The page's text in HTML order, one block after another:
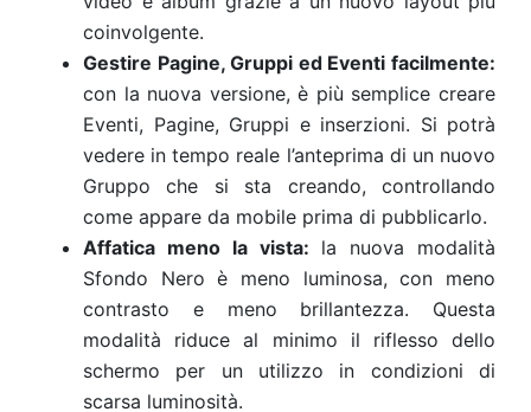
coinvolgente.
Gestire Pagine, Gruppi ed Eventi facilmente:
con la nuova versione, è più semplice creare
Eventi, Pagine, Gruppi e inserzioni. Si potrà
vedere in tempo reale l’anteprima di un nuovo
Gruppo che si sta creando, controllando
come appare da mobile prima di pubblicarlo.
Affatica meno la vista: la nuova modalità
Sfondo Nero è meno luminosa, con meno
contrasto e meno brillantezza. Questa
modalità riduce al minimo il riflesso dello
schermo per un utilizzo in condizioni di
scarsa luminosità.